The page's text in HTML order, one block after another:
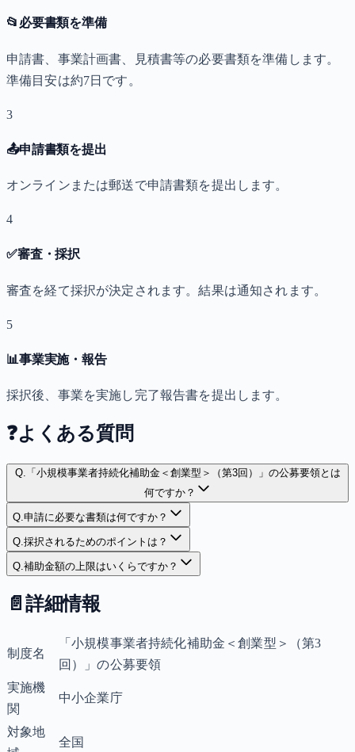
📂 必要書類を準備
申請書、事業計画書、見積書等の必要書類を準備します。
準備目安は約7日です。
3
📤申請書類を提出
オンラインまたは郵送で申請書類を提出します。
4
✅審査・採択
審査を経て採択が決定されます。結果は通知されます。
5
📊事業実施・報告
採択後、事業を実施し完了報告書を提出します。
❓よくある質問
Q. 「小規模事業者持続化補助金＜創業型＞（第3回）」の公募要領とは
何ですか？
Q.申請に必要な書類は何ですか？
Q.採択されるためのポイントは？
Q.補助金額の上限はいくらですか？
📄 詳細情報
制度名
「小規模事業者持続化補助金＜創業型＞（第3
回）」の公募要領
実施機
関
中小企業庁
対象地
全国